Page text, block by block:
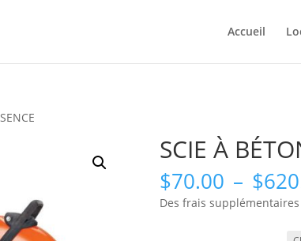
Accueil
SCIE À
$70.00 – $
Des frais